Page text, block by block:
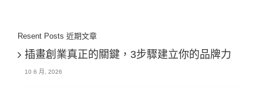
Resent Posts 近期文章
插畫創業真正的關鍵，3步驟建立你的品牌力
10 6 月, 2026